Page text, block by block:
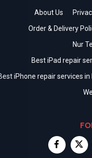
About Us
Order & Delivery
Nur
Best iPad repair
iPhone repair services